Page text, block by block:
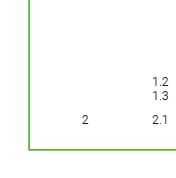
1.2
1.3
2
2.1